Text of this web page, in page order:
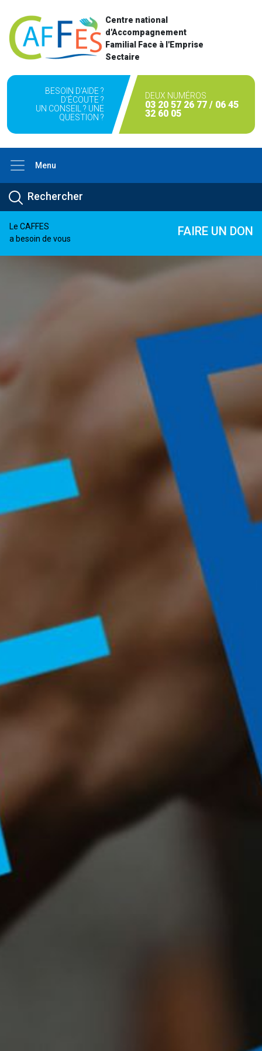
Centre national
d'Accompagnement
Familial Face à l'Emprise
Sectaire
BESOIN D'AIDE ?
D'ÉCOUTE ?
UN CONSEIL ? UNE
QUESTION ?
DEUX NUMÉROS
03 20 57 26 77 / 06 45
32 60 05
Menu
Le CAFFES
a besoin de vous
FAIRE UN DON